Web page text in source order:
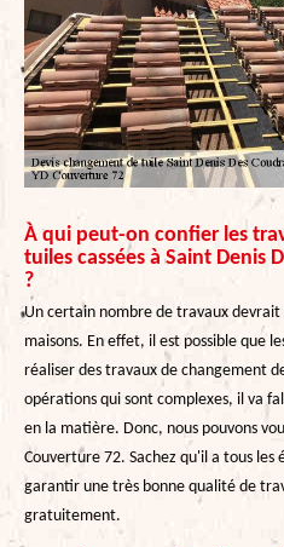
À qui peut-on confier les
tuiles cassées à Saint Denis
?
Un certain nombre de travaux
maisons. En effet, il est possible que
réaliser des travaux de changement
opérations qui sont complexes, il va
en la matière. Donc, nous pouvons
Couverture 72. Sachez qu'il a tous les
garantir une très bonne qualité de
gratuitement.